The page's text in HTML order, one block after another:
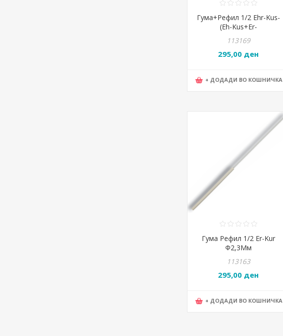
Гума+Рефил 1/2 Ehr-Kus-
(Eh-Kus+Er-
113169
295,00 ден
+ ДОДАДИ ВО КОШНИЧКА
Гума Рефил 1/2 Er-Kur
Ф2,3Мм
113163
295,00 ден
+ ДОДАДИ ВО КОШНИЧКА